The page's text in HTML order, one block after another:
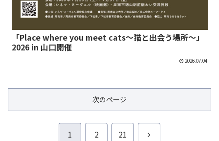
「Place where you meet cats～猫と出会う場所～」
2026 in 山口開催
2026.07.04
次のページ
1 2 21 次